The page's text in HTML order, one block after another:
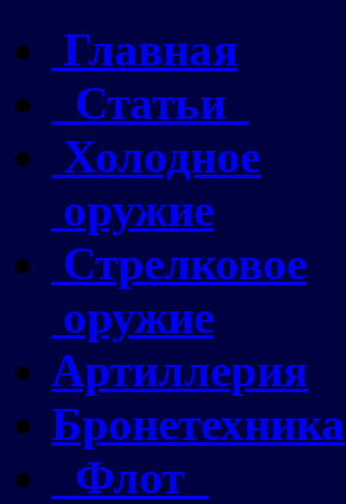
Главная
Статьи
Холодное
оружие
Стрелковое
оружие
Артиллерия
Бронетехника
Флот